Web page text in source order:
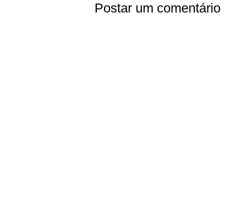
Postar um comentário